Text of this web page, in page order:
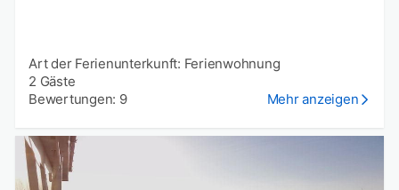
Art der Ferienunterkunft: Ferienwohnung
2 Gäste
Bewertungen: 9
Mehr anzeigen